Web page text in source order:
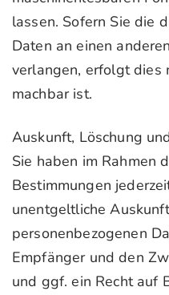
lassen. Sofern Sie die
Daten an einen
verlangen, erfolgt dies
machbar ist.
Auskunft, Löschung
Sie haben im Rahmen
Bestimmungen
unentgeltliche
personenbezogenen
Empfänger und den
und ggf. ein Recht auf